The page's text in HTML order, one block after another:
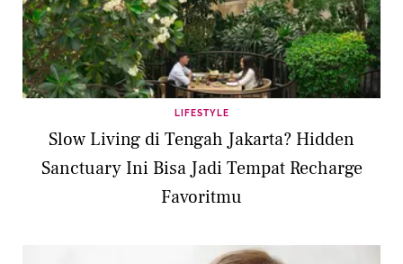
LIFESTYLE
Slow Living di Tengah Jakarta? Hidden
Sanctuary Ini Bisa Jadi Tempat Recharge
Favoritmu